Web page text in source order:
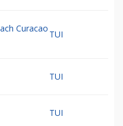
Curacao
TUI
TUI
TUI